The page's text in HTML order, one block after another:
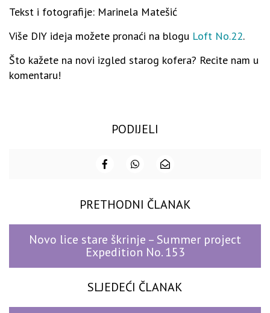
Tekst i fotografije: Marinela Matešić
Više DIY ideja možete pronaći na blogu Loft No.22.
Što kažete na novi izgled starog kofera? Recite nam u
komentaru!
PODIJELI
PRETHODNI ČLANAK
Novo lice stare škrinje – Summer project
Expedition No. 153
SLJEDEĆI ČLANAK